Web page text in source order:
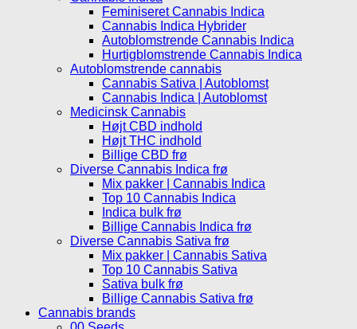
Feminiseret Cannabis Indica
Cannabis Indica Hybrider
Autoblomstrende Cannabis Indica
Hurtigblomstrende Cannabis Indica
Autoblomstrende cannabis
Cannabis Sativa | Autoblomst
Cannabis Indica | Autoblomst
Medicinsk Cannabis
Højt CBD indhold
Højt THC indhold
Billige CBD frø
Diverse Cannabis Indica frø
Mix pakker | Cannabis Indica
Top 10 Cannabis Indica
Indica bulk frø
Billige Cannabis Indica frø
Diverse Cannabis Sativa frø
Mix pakker | Cannabis Sativa
Top 10 Cannabis Sativa
Sativa bulk frø
Billige Cannabis Sativa frø
Cannabis brands